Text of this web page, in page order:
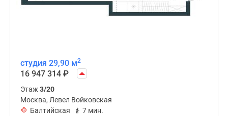
студия 29,90 м2
16 947 314 ₽
Этаж 3/20
Москва, Левел Войковская
Балтийская
7 мин.